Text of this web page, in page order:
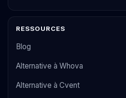
RESSOURCES
Blog
Alternative à Whova
Alternative à Cvent